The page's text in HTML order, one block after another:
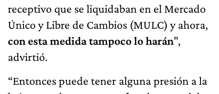
receptivo que se liquidaban en el Mercado
Único y Libre de Cambios (MULC) y ahora,
con esta medida tampoco lo harán”,
advirtió.
“Entonces puede tener alguna presión a la